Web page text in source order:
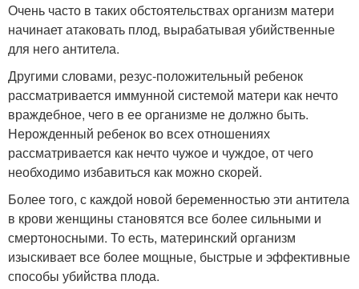
Очень часто в таких обстоятельствах организм матери
начинает атаковать плод, вырабатывая убийственные
для него антитела.
Другими словами, резус-положительный ребенок
рассматривается иммунной системой матери как нечто
враждебное, чего в ее организме не должно быть.
Нерожденный ребенок во всех отношениях
рассматривается как нечто чужое и чуждое, от чего
необходимо избавиться как можно скорей.
Более того, с каждой новой беременностью эти антитела
в крови женщины становятся все более сильными и
смертоносными. То есть, материнский организм
изыскивает все более мощные, быстрые и эффективные
способы убийства плода.